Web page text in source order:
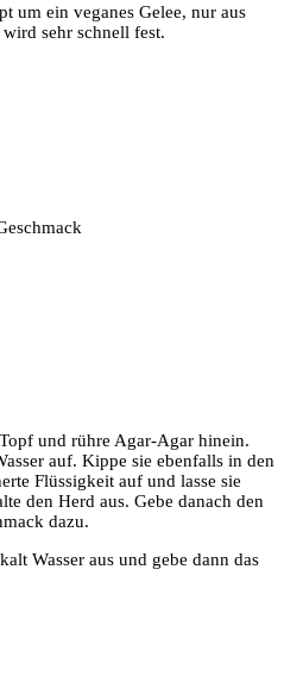
um ein veganes Gelee, nur aus
sehr schnell fest.
und rühre Agar-Agar hinein.
auf. Kippe sie ebenfalls in den
Flüssigkeit auf und lasse sie
den Herd aus. Gebe danach den
dazu.
Wasser aus und gebe dann das